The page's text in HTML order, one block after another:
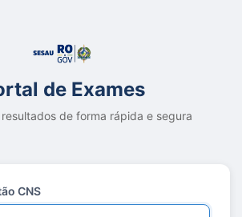
de Exames
resultados de forma rápida e segura
CNS